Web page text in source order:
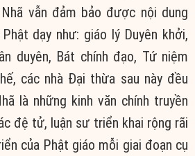
vẫn đảm bảo được nội dung
dạy như: giáo lý Duyên khởi,
duyên, Bát chính đạo, Tứ niệm
các nhà Đại thừa sau này đều
là những kinh văn chính truyền
đệ tử, luận sư triển khai rộng rãi
của Phật giáo mỗi giai đoạn cụ